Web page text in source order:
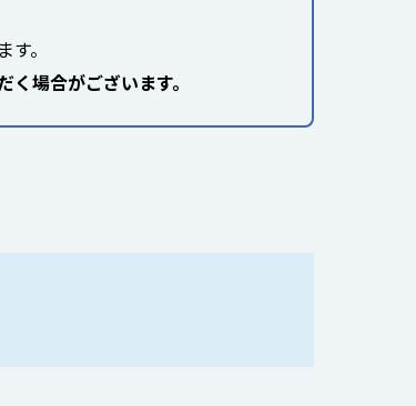
。
場合がございます。